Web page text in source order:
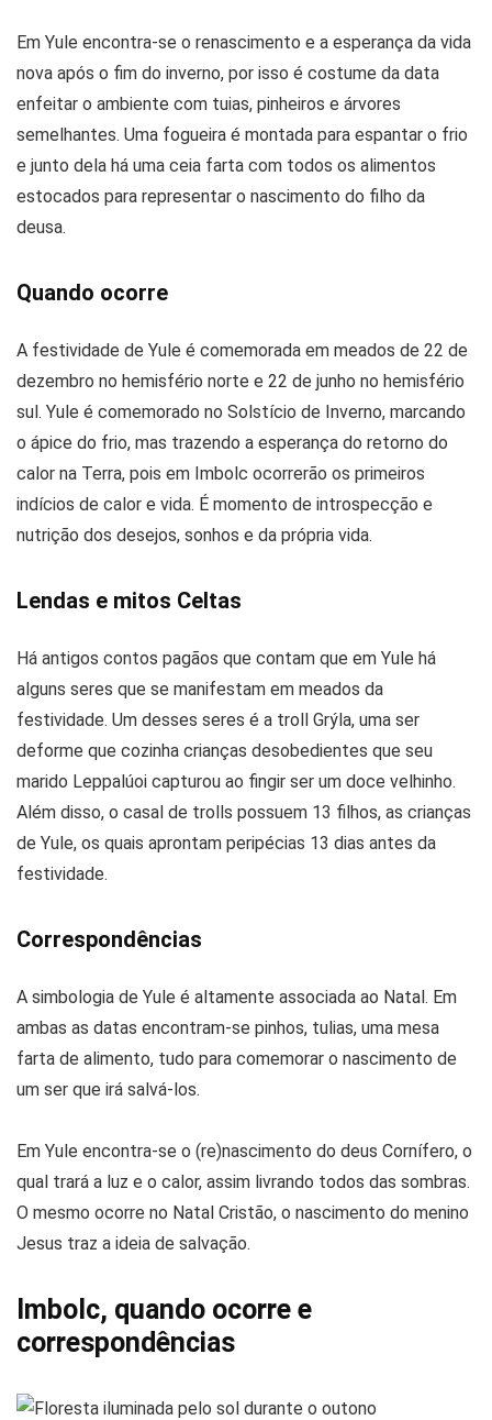
Em Yule encontra-se o renascimento e a esperança da vida
nova após o fim do inverno, por isso é costume da data
enfeitar o ambiente com tuias, pinheiros e árvores
semelhantes. Uma fogueira é montada para espantar o frio
e junto dela há uma ceia farta com todos os alimentos
estocados para representar o nascimento do filho da
deusa.
Quando ocorre
A festividade de Yule é comemorada em meados de 22 de
dezembro no hemisfério norte e 22 de junho no hemisfério
sul. Yule é comemorado no Solstício de Inverno, marcando
o ápice do frio, mas trazendo a esperança do retorno do
calor na Terra, pois em Imbolc ocorrerão os primeiros
indícios de calor e vida. É momento de introspecção e
nutrição dos desejos, sonhos e da própria vida.
Lendas e mitos Celtas
Há antigos contos pagãos que contam que em Yule há
alguns seres que se manifestam em meados da
festividade. Um desses seres é a troll Grýla, uma ser
deforme que cozinha crianças desobedientes que seu
marido Leppalúoi capturou ao fingir ser um doce velhinho.
Além disso, o casal de trolls possuem 13 filhos, as crianças
de Yule, os quais aprontam peripécias 13 dias antes da
festividade.
Correspondências
A simbologia de Yule é altamente associada ao Natal. Em
ambas as datas encontram-se pinhos, tulias, uma mesa
farta de alimento, tudo para comemorar o nascimento de
um ser que irá salvá-los.
Em Yule encontra-se o (re)nascimento do deus Cornífero, o
qual trará a luz e o calor, assim livrando todos das sombras.
O mesmo ocorre no Natal Cristão, o nascimento do menino
Jesus traz a ideia de salvação.
Imbolc, quando ocorre e
correspondências